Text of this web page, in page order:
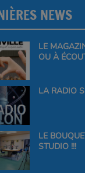
NEWS
LE
OU À
LA RADIO
LE
STUDIO !!!